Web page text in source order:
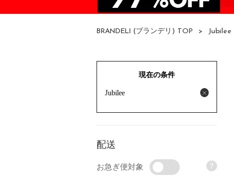
BRANDELI (ブランデリ) TOP > Jubilee
現在の条件
Jubilee
配送
お急ぎ便対象 ?